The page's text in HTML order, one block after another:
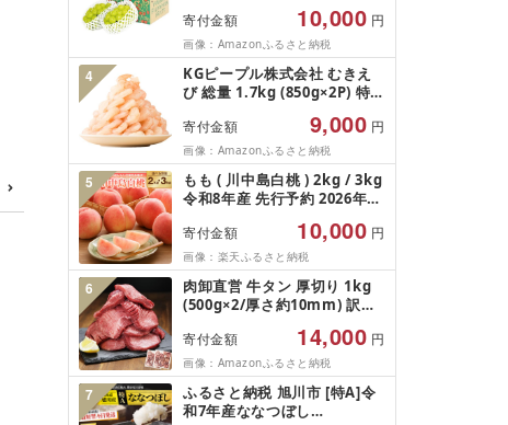
日)から10月下旬までの発送)
フルーツ ぶどう 果物 山梨県
産 2026 旬 大粒 高級 ブドウ
葡萄 富士吉田市
寄付金額 10,000 円
画像：Amazonふるさと納税
4
KGピープル株式会社 むきえ
び 総量 1.7kg (850g×2P) 特大
凍結 下処理不要 サイズ不揃い
訳あり
寄付金額 9,000 円
画像：Amazonふるさと納税
5
もも ( 川中島白桃 ) 2kg / 3kg
令和8年産 先行予約 2026年
ツ 秀品 のし 贈答 ギフト おす
そ分け 期間限定 冷蔵便 送料
無料 産地直送 お取り寄せ [ 山
形県 天童市 ]
寄付金額 10,000 円
画像：楽天ふるさと納税
6
肉卸直営 牛タン 厚切り 1kg
(500g×2/厚さ約10mm) 訳あ
ライス 業務用 バーベキュー
BBQ おつまみ ギフト お祝い
お中元 夏ギフト
寄付金額 14,000 円
画像：Amazonふるさと納税
7
ふるさと納税 旭川市 [特A]令
和7年産ななつぼし